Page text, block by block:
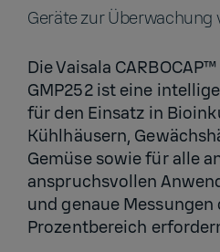
Geräte zur
Die Vaisala
GMP252 ist eine
für den Einsatz in
Kühlhäusern,
Gemüse sowie für alle
anspruchsvollen
und genaue Messungen
Prozentbereich